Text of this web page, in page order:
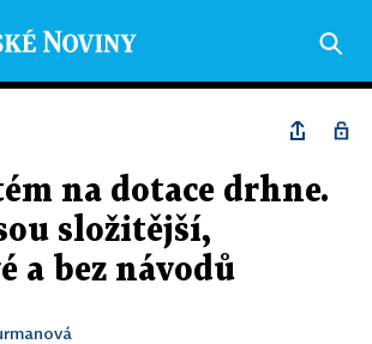
na dotace drhne.
složitější,
a bez návodů